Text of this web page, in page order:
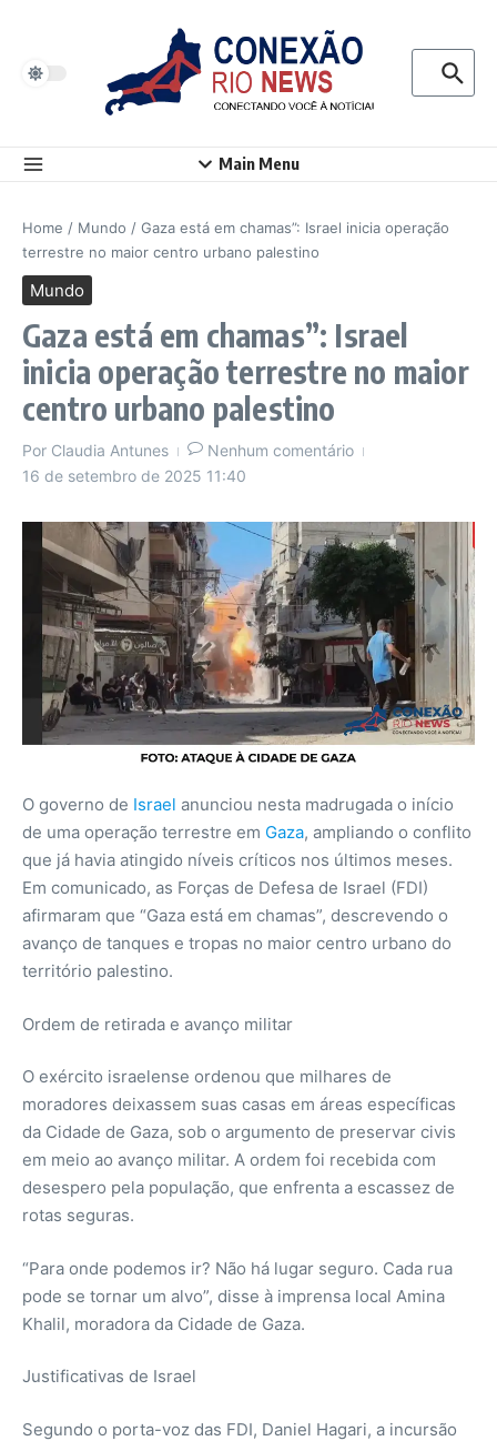
Procurar
Main Menu
Home / Mundo / Gaza está em chamas”: Israel inicia operação
terrestre no maior centro urbano palestino
Mundo
Gaza está em chamas”: Israel
inicia operação terrestre no maior
centro urbano palestino
Por Claudia Antunes
Nenhum comentário
16 de setembro de 2025 11:40
O governo de Israel anunciou nesta madrugada o início
de uma operação terrestre em Gaza, ampliando o conflito
que já havia atingido níveis críticos nos últimos meses.
Em comunicado, as Forças de Defesa de Israel (FDI)
afirmaram que “Gaza está em chamas”, descrevendo o
avanço de tanques e tropas no maior centro urbano do
território palestino.
Ordem de retirada e avanço militar
O exército israelense ordenou que milhares de
moradores deixassem suas casas em áreas específicas
da Cidade de Gaza, sob o argumento de preservar civis
em meio ao avanço militar. A ordem foi recebida com
desespero pela população, que enfrenta a escassez de
rotas seguras.
“Para onde podemos ir? Não há lugar seguro. Cada rua
pode se tornar um alvo”, disse à imprensa local Amina
Khalil, moradora da Cidade de Gaza.
Justificativas de Israel
Segundo o porta-voz das FDI, Daniel Hagari, a incursão